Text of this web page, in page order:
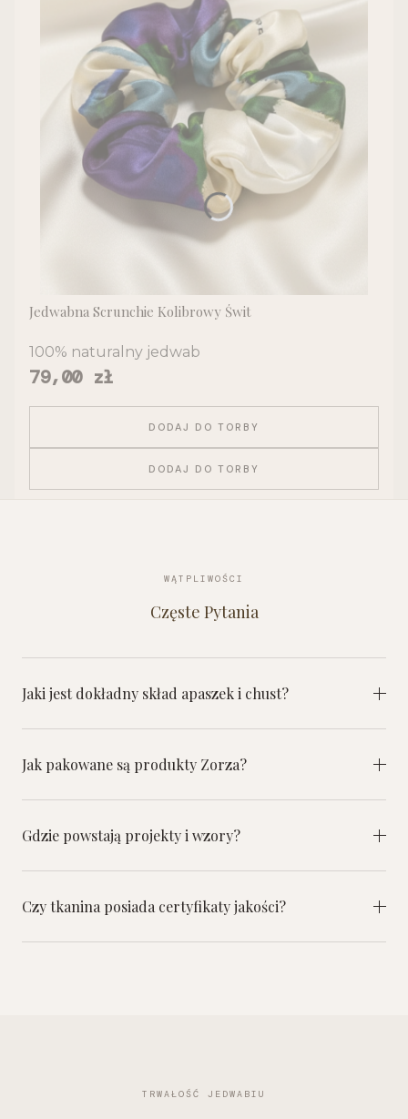
Jedwabna Scrunchie Kolibrowy Świt
100% naturalny jedwab
Cena
79,00 zł
DODAJ DO TORBY
DODAJ DO TORBY
WĄTPLIWOŚCI
Częste Pytania
Jaki jest dokładny skład apaszek i chust?
Jak pakowane są produkty Zorza?
Gdzie powstają projekty i wzory?
Czy tkanina posiada certyfikaty jakości?
TRWAŁOŚĆ JEDWABIU